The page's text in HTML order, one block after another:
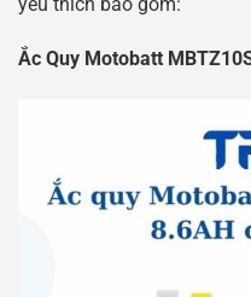
Ắc Quy Motobatt